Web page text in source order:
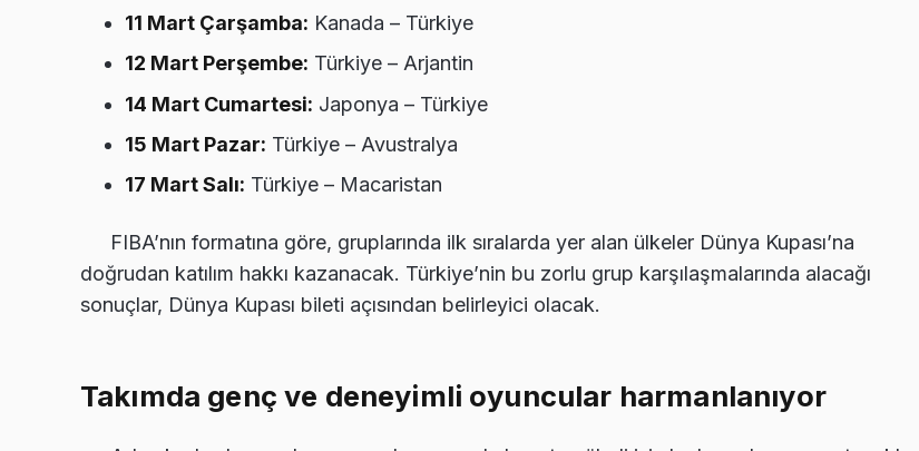
11 Mart Çarşamba: Kanada – Türkiye
12 Mart Perşembe: Türkiye – Arjantin
14 Mart Cumartesi: Japonya – Türkiye
15 Mart Pazar: Türkiye – Avustralya
17 Mart Salı: Türkiye – Macaristan
FIBA’nın formatına göre, gruplarında ilk sıralarda yer alan ülkeler Dünya Kupası’na
doğrudan katılım hakkı kazanacak. Türkiye’nin bu zorlu grup karşılaşmalarında alacağı
sonuçlar, Dünya Kupası bileti açısından belirleyici olacak.
Takımda genç ve deneyimli oyuncular harmanlanıyor